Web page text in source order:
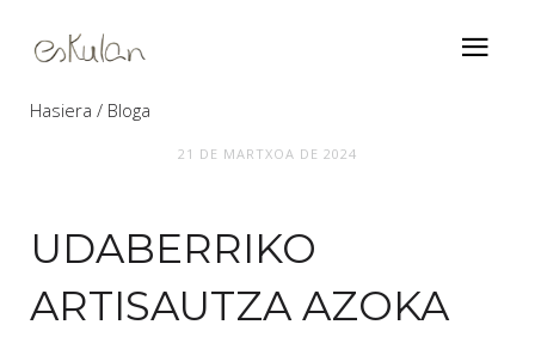
Hasiera
Bloga
21 DE MARTXOA DE 2024
UDABERRIKO
ARTISAUTZA AZOKA